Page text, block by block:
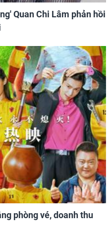
Quan Chi Lâm phản hồi
phòng vé, doanh thu